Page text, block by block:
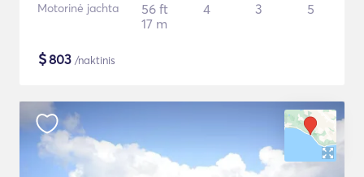
Motorinė jachta
56 ft
17 m
4 3 5
$803 /naktinis